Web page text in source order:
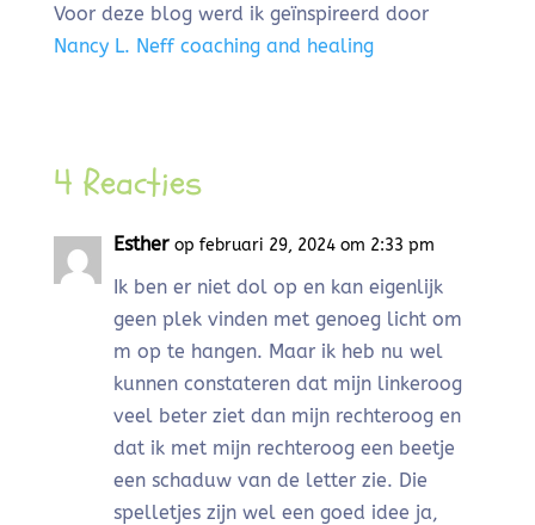
Voor deze blog werd ik geïnspireerd door
Nancy L. Neff coaching and healing
4 Reacties
Esther op februari 29, 2024 om 2:33 pm
Ik ben er niet dol op en kan eigenlijk
geen plek vinden met genoeg licht om
m op te hangen. Maar ik heb nu wel
kunnen constateren dat mijn linkeroog
veel beter ziet dan mijn rechteroog en
dat ik met mijn rechteroog een beetje
een schaduw van de letter zie. Die
spelletjes zijn wel een goed idee ja,